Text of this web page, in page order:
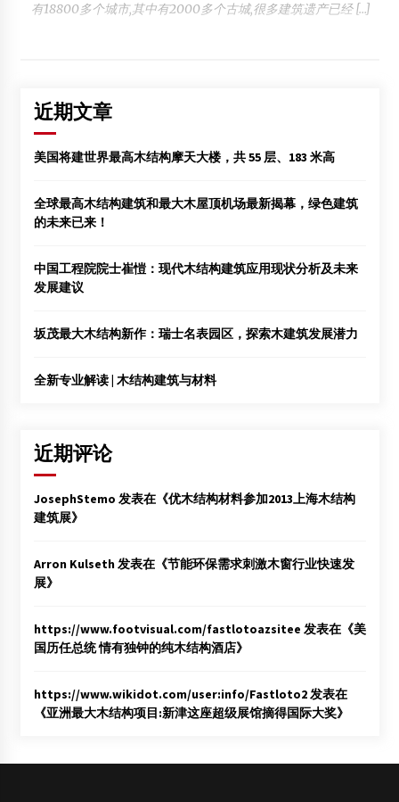
有18800多个城市,其中有2000多个古城,很多建筑遗产已经 […]
近期文章
美国将建世界最高木结构摩天大楼，共 55 层、183 米高
全球最高木结构建筑和最大木屋顶机场最新揭幕，绿色建筑
的未来已来！
中国工程院院士崔愷：现代木结构建筑应用现状分析及未来
发展建议
坂茂最大木结构新作：瑞士名表园区，探索木建筑发展潜力
全新专业解读 | 木结构建筑与材料
近期评论
JosephStemo 发表在《优木结构材料参加2013上海木结构
建筑展》
Arron Kulseth发表在《节能环保需求刺激木窗行业快速发
展》
https://www.footvisual.com/fastlotoazsitee 发表在《美
国历任总统 情有独钟的纯木结构酒店》
https://www.wikidot.com/user:info/Fastloto2发表在
《亚洲最大木结构项目:新津这座超级展馆摘得国际大奖》